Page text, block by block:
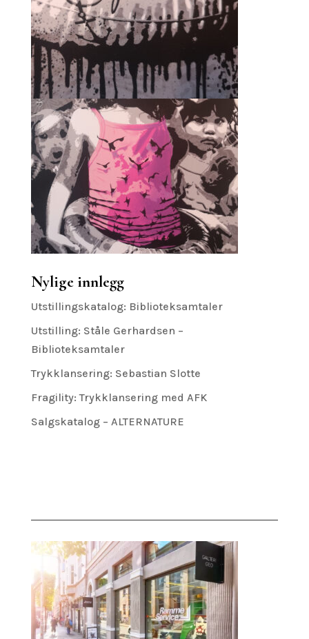
Nylige innlegg
Utstillingskatalog: Biblioteksamtaler
Utstilling: Ståle Gerhardsen –
Biblioteksamtaler
Trykklansering: Sebastian Slotte
Fragility: Trykklansering med AFK
Salgskatalog – ALTERNATURE